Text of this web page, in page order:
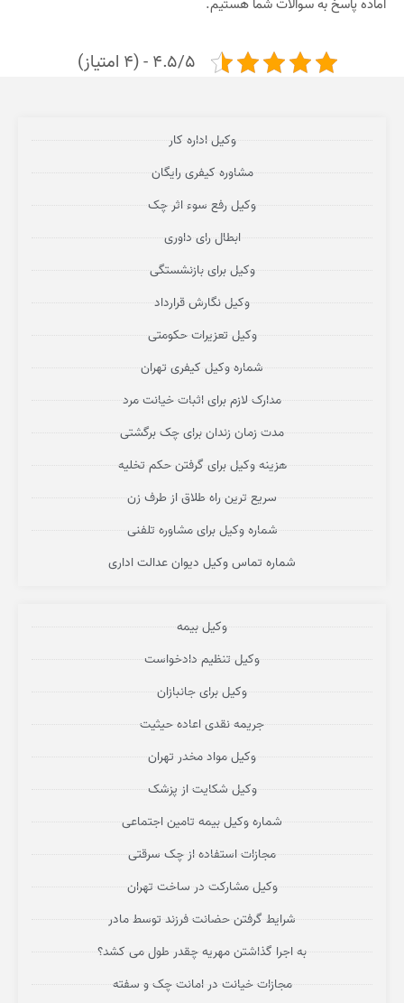
آماده پاسخ به سوالات شما هستیم.
4.5/5 - (4 امتیاز)
وکیل اداره کار
مشاوره کیفری رایگان
وکیل رفع سوء اثر چک
ابطال رای داوری
وکیل برای بازنشستگی
وکیل نگارش قرارداد
وکیل تعزیرات حکومتی
شماره وکیل کیفری تهران
مدارک لازم برای اثبات خیانت مرد
مدت زمان زندان برای چک برگشتی
هزینه وکیل برای گرفتن حکم تخلیه
سریع ترین راه طلاق از طرف زن
شماره وکیل برای مشاوره تلفنی
شماره تماس وکیل دیوان عدالت اداری
وکیل بیمه
وکیل تنظیم دادخواست
وکیل برای جانبازان
جریمه نقدی اعاده حیثیت
وکیل مواد مخدر تهران
وکیل شکایت از پزشک
شماره وکیل بیمه تامین اجتماعی
مجازات استفاده از چک سرقتی
وکیل مشارکت در ساخت تهران
شرایط گرفتن حضانت فرزند توسط مادر
به اجرا گذاشتن مهریه چقدر طول می کشد؟
مجازات خیانت در امانت چک و سفته